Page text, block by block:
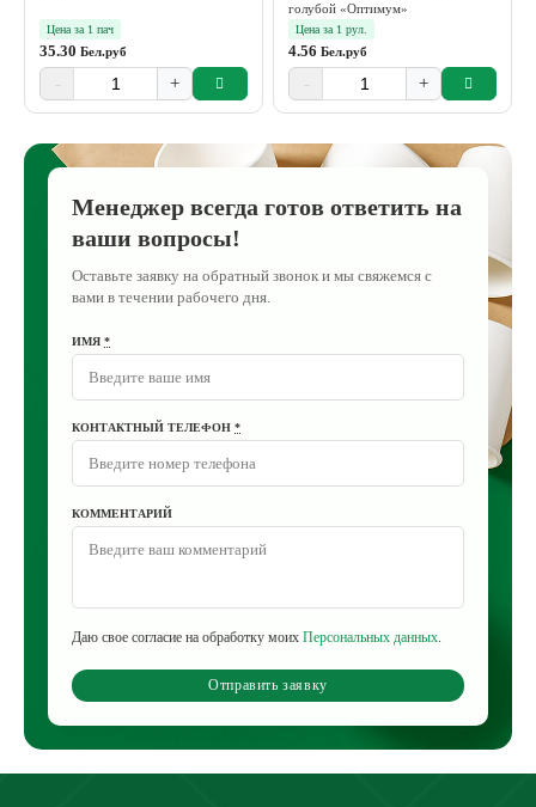
Цена за 1 пач
35.30 Бел.руб
- +
голубой «Оптимум»
Цена за 1 рул.
4.56 Бел.руб
- +
Менеджер всегда готов ответить на
ваши вопросы!
Оставьте заявку на обратный звонок и мы свяжемся с
вами в течении рабочего дня.
ИМЯ *
КОНТАКТНЫЙ ТЕЛЕФОН *
КОММЕНТАРИЙ
Даю свое согласие на обработку моих Персональных данных.
Отправить заявку